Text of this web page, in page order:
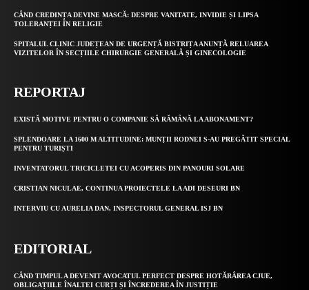
CÂND CREDINȚA DEVINE MASCĂ: DESPRE VANITATE, INVIDIE ȘI LIPSA
TOLERANȚEI ÎN RELIGIE
SPITALUL CLINIC JUDEȚEAN DE URGENȚĂ BISTRIȚA ANUNȚĂ RELUAREA
VIZITELOR ÎN SECȚIILE CHIRURGIE GENERALĂ ȘI GINECOLOGIE
REPORTAJ
EXISTĂ MOTIVE PENTRU O COMPANIE SĂ RĂMÂNĂ LA ABONAMENT?
SPLENDOARE LA 1600 M ALTITUDINE: MUNȚII RODNEI S-AU PREGĂTIT SPECIAL
PENTRU TURIȘTI
INVENTATORUL TRICICLETEI CU ACOPERIS DIN PANOURI SOLARE
CRISTIAN NICULAE, CONTINUA PROIECTELE LA ADI DESEURI BN
INTERVIU CU AURELIA DAN, INSPECTORUL GENERAL ISJ BN
EDITORIAL
CÂND TIMPUL A DEVENIT AVOCATUL PERFECT DESPRE HOTĂRÂREA CJUE,
OBLIGAȚIILE ÎNALTEI CURȚI ȘI ÎNCREDEREA ÎN JUSTIȚIE